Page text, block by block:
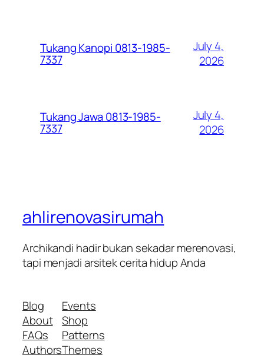
Tukang Kanopi 0813-1985-
7337
July 4,
2026
Tukang Jawa 0813-1985-
7337
July 4,
2026
ahlirenovasirumah
Archikandi hadir bukan sekadar merenovasi,
tapi menjadi arsitek cerita hidup Anda
Blog
About
FAQs
Authors
Events
Shop
Patterns
Themes